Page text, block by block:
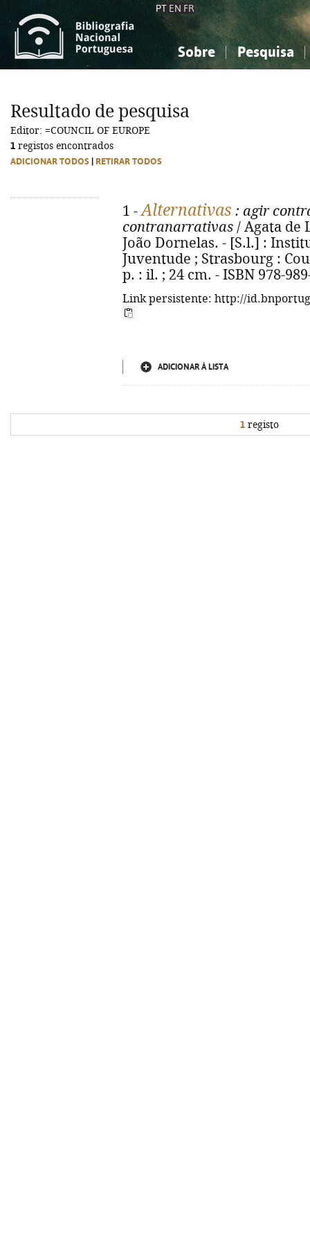
PT EN FR
Sobre Pesquisa
Ciências sociais...
Ciências sociais...
Resultado de pesquisa
Editor: =COUNCIL OF EUROPE
1 registos encontrados
ADICIONAR TODOS RETIRAR TODOS
1 -Alternativas : agir
contranarrativas / Agata de
João Dornelas. - [S.l.] :
Juventude ; Strasbourg :
p. : il. ; 24 cm. - ISBN 978-
Link persistente: http://
ADICIONAR À LISTA
1 registo